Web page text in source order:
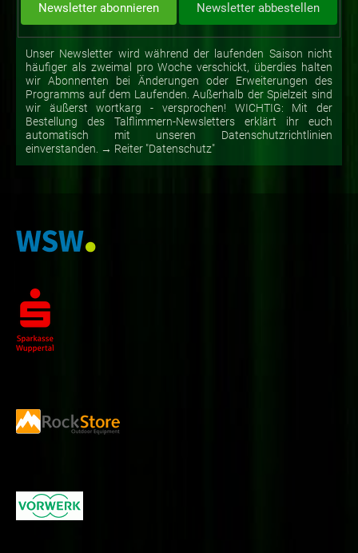
Unser Newsletter wird während der laufenden Saison nicht
häufiger als zweimal pro Woche verschickt, überdies halten
wir Abonnenten bei Änderungen oder Erweiterungen des
Programms auf dem Laufenden. Außerhalb der Spielzeit sind
wir äußerst wortkarg - versprochen! WICHTIG: Mit der
Bestellung des Talflimmern-Newsletters erklärt ihr euch
automatisch mit unseren Datenschutzrichtlinien
einverstanden. → Reiter "Datenschutz"